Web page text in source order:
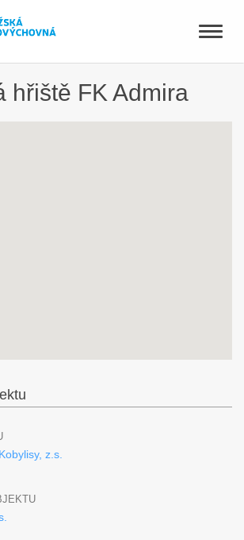
Toggle
hřiště FK Admira
z.s.